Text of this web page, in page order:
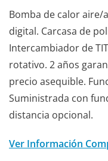
Bomba de calor
digital. Carcasa de
Intercambiador de
rotativo. 2 años
precio asequible.
Suministrada con
distancia opcional.
Ver Información